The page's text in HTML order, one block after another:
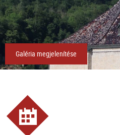
Galéria megjelenítése